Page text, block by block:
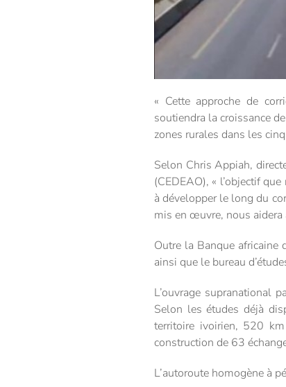
« Cette approche de
soutiendra la croissance
zones rurales dans les
Selon Chris Appiah,
(CEDEAO), « l’objectif
à développer le long du
mis en œuvre, nous aidera
Outre la Banque africaine
ainsi que le bureau
L’ouvrage supranational
Selon les études déjà
territoire ivoirien, 520
construction de 63
L’autoroute homogène à